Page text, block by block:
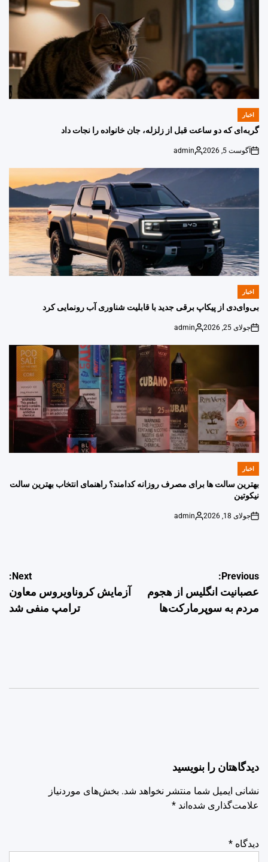
POSTED
IN
اخبار
گربه‌ای که دو ساعت قبل از زلزله، جان خانواده را نجات داد
on
آگوست 5, 2026
Posted
admin
POSTED
اخبار
بی‌وای‌دی از پیکاپ برقی جدید با قابلیت شناوری آب رونمایی کرد
on
جولای 25, 2026
Posted
admin
POSTED
اخبار
بهترین سالت ها برای مصرف روزانه کدامند؟ راهنمای انتخاب بهترین سالت
نیکوتین
on
جولای 18, 2026
Posted
admin
راهبری
نوشته
Previous:
عصبانیت انگلیس از هجوم
مردم به سوپرمارکت‌ها
Next:
آزمایش کروناویروس معاون
ترامپ منفی شد
دیدگاهتان را بنویسید
نشانی ایمیل شما منتشر نخواهد شد. بخش‌های موردنیاز
علامت‌گذاری شده‌اند *
دیدگاه *